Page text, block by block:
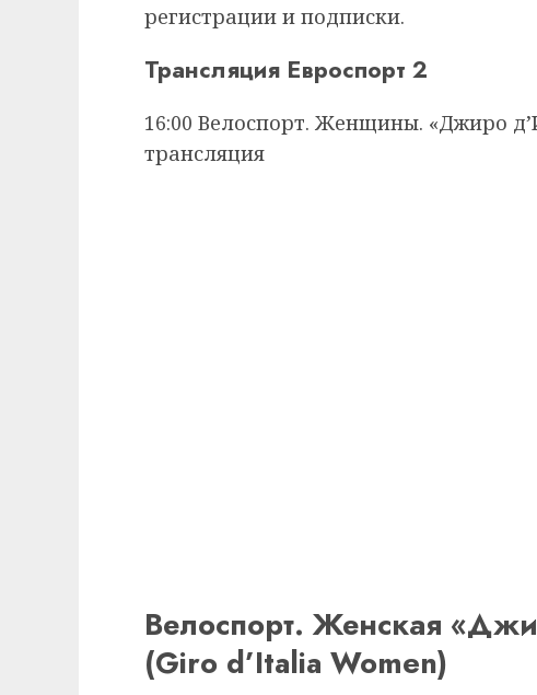
регистрации и подписки.
Трансляция Евроспорт 2
16:00 Велоспорт. Женщины. «Джиро
трансляция
Велоспорт. Женская
(Giro d’Italia Women)